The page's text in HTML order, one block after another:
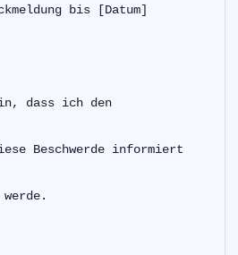
bis [Datum]
dass ich den
Beschwerde informiert